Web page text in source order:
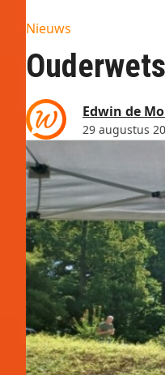
Nieuws
Edwin de
29 augustus